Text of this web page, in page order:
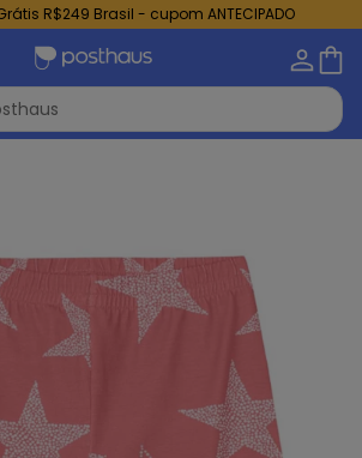
R$249 Brasil - cupom ANTECIPADO